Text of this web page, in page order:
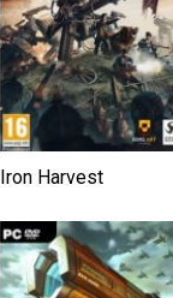
Iron Harvest